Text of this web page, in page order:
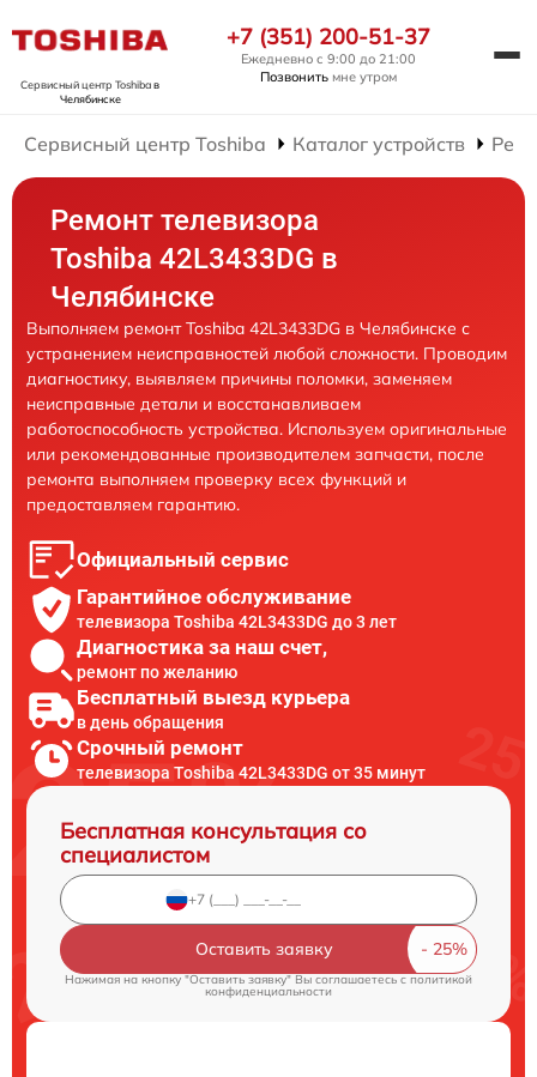
Сервисный центр Toshibaв
Челябинске
+7 (351) 200-51-37
Ежедневно с 9:00 до 21:00
Позвонить мне утром
Сервисный центр Toshiba Каталог устройств
Ремонт телевизора
Toshiba 42L3433DG в
Челябинске
Выполняем ремонт Toshiba 42L3433DG в Челябинске с
устранением неисправностей любой сложности. Проводим
диагностику, выявляем причины поломки, заменяем
неисправные детали и восстанавливаем
работоспособность устройства. Используем оригинальные
или рекомендованные производителем запчасти, после
ремонта выполняем проверку всех функций и
предоставляем гарантию.
Официальный сервис
Гарантийное обслуживание
телевизора Toshiba 42L3433DG до 3 лет
Диагностика за наш счет,
ремонт по желанию
Бесплатный выезд курьера
в день обращения
Срочный ремонт
телевизора Toshiba 42L3433DG от 35 минут
Бесплатная консультация со
специалистом
Оставить заявку
Нажимая на кнопку "Оставить заявку" Вы соглашаетесь cполитикой
конфиденциальности